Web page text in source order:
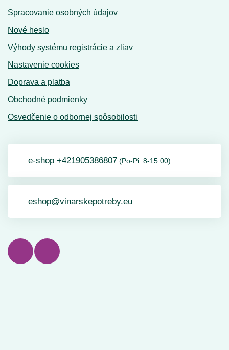
Spracovanie osobných údajov
Nové heslo
Výhody systému registrácie a zliav
Nastavenie cookies
Doprava a platba
Obchodné podmienky
Osvedčenie o odbornej spôsobilosti
e-shop +421905386807 (Po-Pi: 8-15:00)
eshop@vinarskepotreby.eu